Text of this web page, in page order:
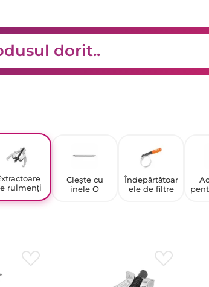
rulmenți
Clește cu
inele O
Îndepărtătoar
ele de filtre